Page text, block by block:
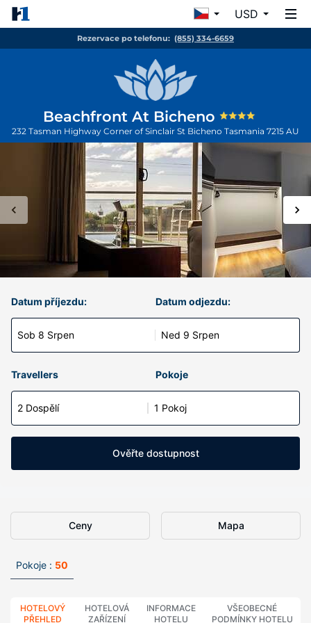
USD
Rezervace po telefonu: (855) 334-6659
Beachfront At Bicheno
232 Tasman Highway Corner of Sinclair St Bicheno Tasmania 7215 AU
Datum příjezdu:
Sob 8 Srpen
Datum odjezdu:
Ned 9 Srpen
Travellers Pokoje
2 Dospělí 1 Pokoj
Ověřte dostupnost
Ceny Mapa
Pokoje : 50
HOTELOVÝ
PŘEHLED
HOTELOVÁ
ZAŘÍZENÍ
INFORMACE
HOTELU
VŠEOBECNÉ
PODMÍNKY HOTELU